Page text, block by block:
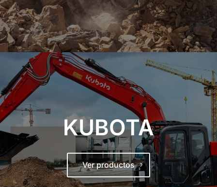
KUBOTA
Ver productos